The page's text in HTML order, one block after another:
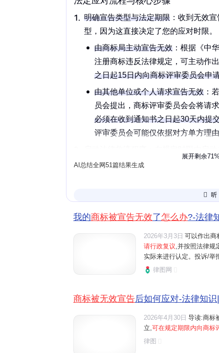
明确宣告类型与法定期限 ：收到无效
型，因为这直接决定了您的应对时限。
由商标局主动宣告无效 ：根据 《中
注册商标违反法律规定，可主动作
之日起15日内向商标评审委员会申
由其他单位或个人请求宣告无效 ：
员会提出，商标评审委员会会将请
必须在收到通知书之日起30天内提
评审委员会可能仅依据对方单方理
提交复审或答辩
：若对商标评审委员
途径。‌‌‌
答辩材料的准备要点
答辩的成功与否，很大程度上取决于证
核心法律文书：按要求撰写的答辩书，
：这是证明商标已投入
关键。应尽可能提供：
展开剩余
AI总结全网51篇结果生成
我的商标被宣告无效了怎么办?-法律
2026年3月3日 可以作出商
请行政复议,并按照法律规
实际来进行认定。投诉/举
互联网相关知识整合,不
律图网
商标被无效宣告后如何应对-法律知
2026年4月30日 导读:商标
立,可在规定期限内向商标
律图